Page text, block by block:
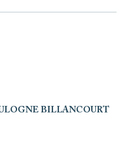
BILLANCOURT